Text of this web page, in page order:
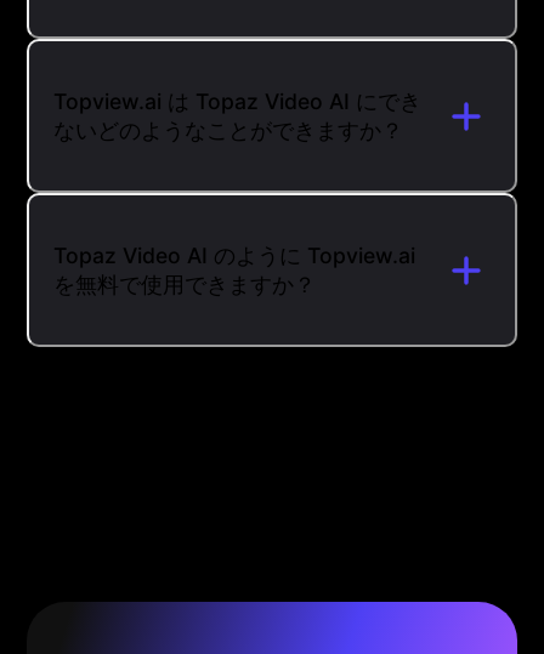
Topview.ai は Topaz Video AI にでき
ないどのようなことができますか？
Topaz Video AI のように Topview.ai
を無料で使用できますか？